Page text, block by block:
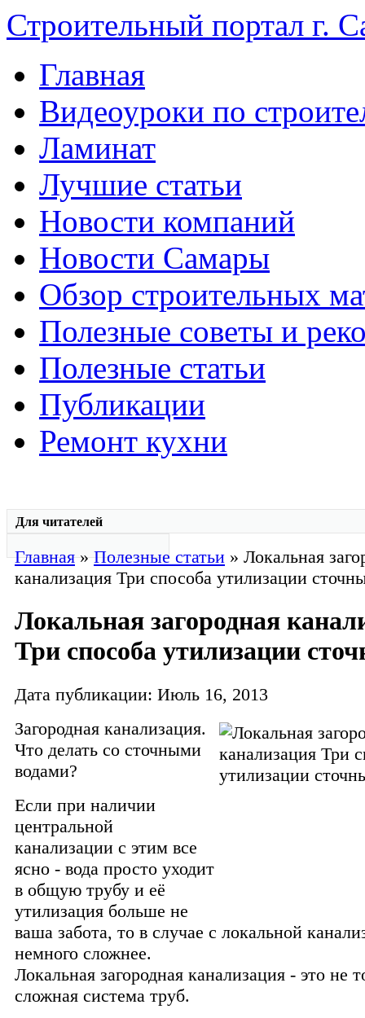
Строительный портал г.
Главная
Видеоуроки по
Ламинат
Лучшие статьи
Новости компаний
Новости Самары
Обзор строительных
Полезные советы и
Полезные статьи
Публикации
Ремонт кухни
Для читателей
Главная»Полезные статьи » Локальная
канализация Три способа утилизации
Локальная загородная
Три способа утилизации
Дата публикации: Июль 16, 2013
Загородная канализация.
Что делать со сточными
водами?
Если при наличии
центральной
канализации с этим все
ясно - вода просто уходит
в общую трубу и её
утилизация больше не
ваша забота, то в случае с локальной
немного сложнее.
Локальная загородная канализация - это не
сложная система труб.